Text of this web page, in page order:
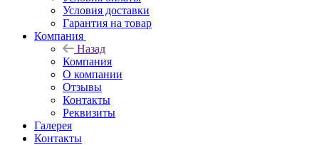
Условия доставки
Гарантия на товар
Компания
Назад
Компания
О компании
Отзывы
Контакты
Реквизиты
Галерея
Контакты